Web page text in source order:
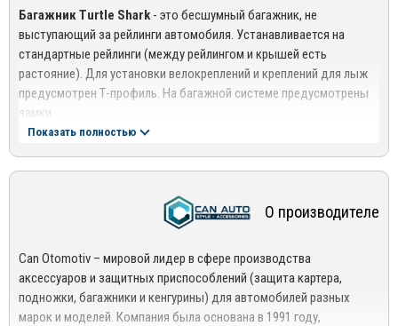
Багажник Turtle Shark- это бесшумный багажник, не
выступающий за рейлинги автомобиля. Устанавливается на
стандартные рейлинги (между рейлингом и крышей есть
растояние). Для установки велокреплений и креплений для лыж
предусмотрен Т-профиль. На багажной системе предусмотрены
замки.
Обращаем Ваше Внимание! Профиль необходимо
укорачивать под размер Вашего автомобиля!
Показать полностью
О производителе
Can Otomotiv – мировой лидер в сфере производства
аксессуаров и защитных приспособлений (защита картера,
подножки, багажники и кенгурины) для автомобилей разных
марок и моделей. Компания была основана в 1991 году,